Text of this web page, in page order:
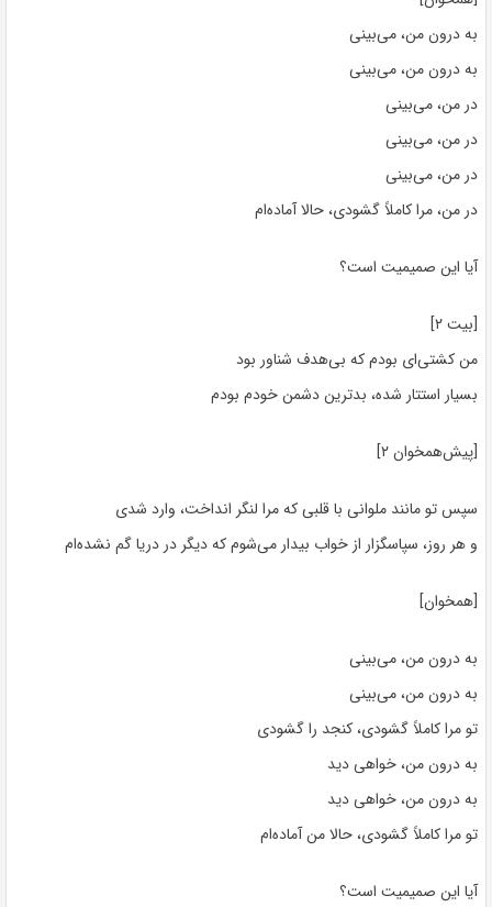
به درون من، می‌بینی
به درون من، می‌بینی
در من، می‌بینی
در من، می‌بینی
در من، می‌بینی
در من، مرا کاملاً گشودی، حالا آماده‌ام
آیا این صمیمیت است؟
[بیت ۲]
من کشتی‌ای بودم که بی‌هدف شناور بود
بسیار استتار شده، بدترین دشمن خودم بودم
[پیش‌همخوان ۲]
سپس تو مانند ملوانی با قلبی که مرا لنگر انداخت، وارد شدی
و هر روز، سپاسگزار از خواب بیدار می‌شوم که دیگر در دریا گم نشده‌ام
[همخوان]
به درون من، می‌بینی
به درون من، می‌بینی
تو مرا کاملاً گشودی، کنجد را گشودی
به درون من، خواهی دید
به درون من، خواهی دید
تو مرا کاملاً گشودی، حالا من آماده‌ام
آیا این صمیمیت است؟